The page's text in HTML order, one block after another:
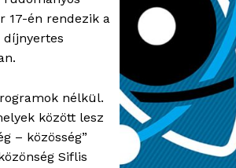
17-én rendezik a
díjnyertes
nélkül.
között lesz
– közösség”
Siflis